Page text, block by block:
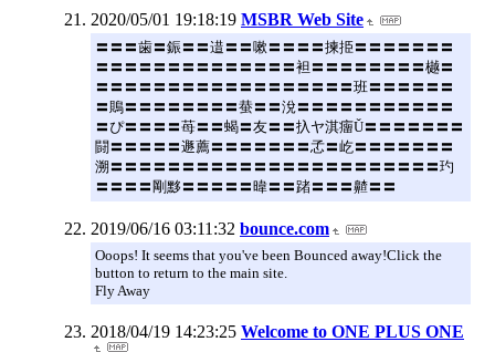
2020/05/01 19:18:19 MSBR Web Site
〓〓〓歯〓鋠〓〓逪〓〓嗽〓〓〓〓揀挋〓〓〓〓〓〓〓
〓〓〓〓〓〓〓〓〓〓〓〓〓〓袒〓〓〓〓〓〓〓〓樾〓
〓〓〓〓〓〓〓〓〓〓〓〓〓〓〓〓〓〓班〓〓〓〓〓〓
〓鵙〓〓〓〓〓〓〓〓蛬〓〓涗〓〓〓〓〓〓〓〓〓〓〓
〓ぴ〓〓〓〓苺〓〓蝎〓友〓〓扖ヤ淇癅Ǔ〓〓〓〓〓〓〓
闘〓〓〓〓〓遯薦〓〓〓〓〓〓〓孞〓屹〓〓〓〓〓〓〓
溯〓〓〓〓〓〓〓〓〓〓〓〓〓〓〓〓〓〓〓〓〓〓〓玓
〓〓〓〓剛黟〓〓〓〓〓暐〓〓踷〓〓〓齄〓〓
2019/06/16 03:11:32 bounce.com
Ooops! It seems that you've been Bounced away!Click the
button to return to the main site.
Fly Away
2018/04/19 14:23:25 Welcome to ONE PLUS ONE